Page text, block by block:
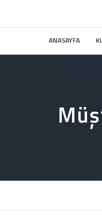
ANASAYFA